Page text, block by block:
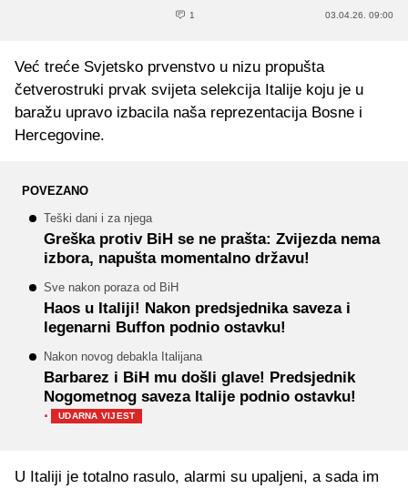
1 03.04.26. 09:00
Već treće Svjetsko prvenstvo u nizu propušta
četverostruki prvak svijeta selekcija Italije koju je u
baražu upravo izbacila naša reprezentacija Bosne i
Hercegovine.
POVEZANO
Teški dani i za njega
Greška protiv BiH se ne prašta: Zvijezda nema
izbora, napušta momentalno državu!
Sve nakon poraza od BiH
Haos u Italiji! Nakon predsjednika saveza i
legenarni Buffon podnio ostavku!
Nakon novog debakla Italijana
Barbarez i BiH mu došli glave! Predsjednik
Nogometnog saveza Italije podnio ostavku!
· UDARNA VIJEST
U Italiji je totalno rasulo, alarmi su upaljeni, a sada im